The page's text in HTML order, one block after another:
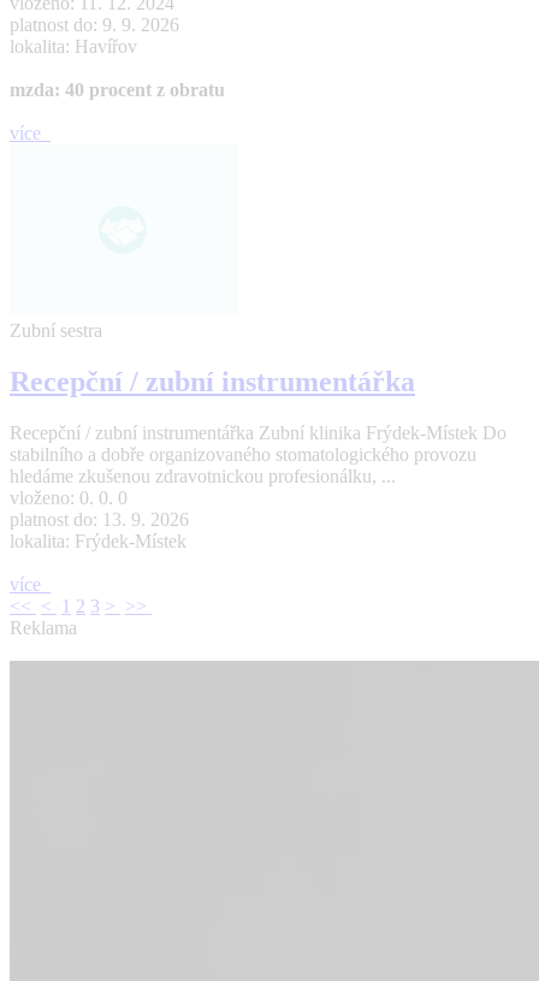
platnost do: 9. 9. 2026
lokalita: Havířov
mzda: 40 procent z obratu
více
Zubní sestra
Recepční / zubní instrumentářka
Recepční / zubní instrumentářka Zubní klinika Frýdek-Místek Do
stabilního a dobře organizovaného stomatologického provozu
hledáme zkušenou zdravotnickou profesionálku, ...
vloženo: 0. 0. 0
platnost do: 13. 9. 2026
lokalita: Frýdek-Místek
více
<< < 1 2 3 > >>
Reklama